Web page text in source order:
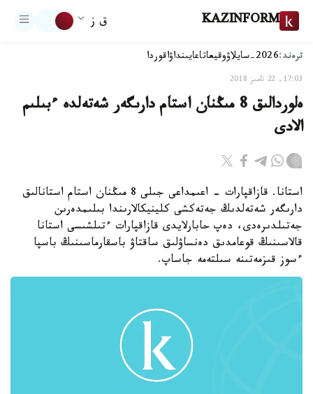
KAZINFORM ق ز
ترەند:2026-سايلاۋ وقيعاتاعايىنداۋاقوردا
17:03, 22 تامىز 2018
ەلوردالىق 8 مىڭنان استام دارىگەر شەتەلدە ءبىلىم
الادى
استانا. قازاقپارات - اعىمداعى جىلى 8 مىڭنان استام استانالىق
دارىگەر شەتەلدىڭ جەتەكشى كلينيكالارىندا بىلىمدەرىن
جەتىلدىرەدى، دەپ حابارلايدى قازاقپارات ءتىلشىسى استانا
قالاسىنىڭ قوعامدىق دەنساۋلىق ساقتاۋ باسقارماسىنىڭ باسپا
ءسوز قىزمەتىنە سىلتەمە جاساپ.